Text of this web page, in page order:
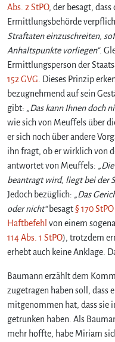
Abs. 2 StPO, der besagt,
Ermittlungsbehörde
Straftaten einzuschreiten,
Anhaltspunkte vorliegen“.
Ermittlungsperson der
152 GVG . Dieses Prinzip
bezugnehmend auf sein
gibt: „Das kann Ihnen doch
wie sich von Meuffels über
er sich noch über andere
ihn fragt, ob er wirklich von
antwortet von Meuffels:
beantragt wird, liegt bei der
Jedoch bezüglich: „Das
oder nicht“besagt§ 170 StPO
Haftbefehl von einem
114 Abs. 1 StPO), trotzdem
erhebt auch keine Anklage.
Baumann erzählt dem
zugetragen haben soll, dass
mitgenommen hat, dass sie
getrunken haben. Als
mehr hoffte, habe Miriam